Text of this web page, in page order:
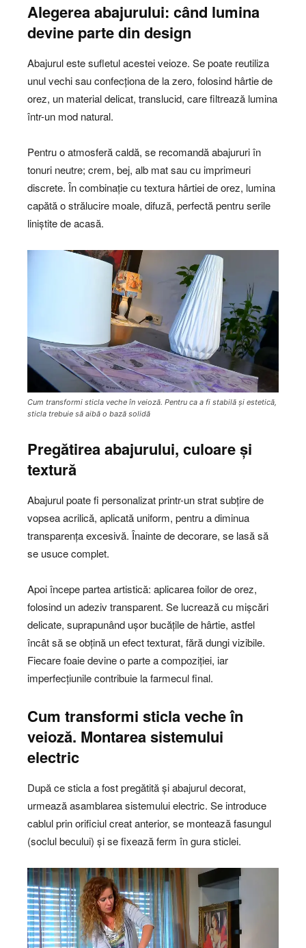
Alegerea abajurului: când lumina
devine parte din design
Abajurul este sufletul acestei veioze. Se poate reutiliza
unul vechi sau confecționa de la zero, folosind hârtie de
orez, un material delicat, translucid, care filtrează lumina
într-un mod natural.
Pentru o atmosferă caldă, se recomandă abajururi în
tonuri neutre; crem, bej, alb mat sau cu imprimeuri
discrete. În combinație cu textura hârtiei de orez, lumina
capătă o strălucire moale, difuză, perfectă pentru serile
liniștite de acasă.
Cum transformi sticla veche în veioză. Pentru ca a fi stabilă și estetică,
sticla trebuie să aibă o bază solidă
Pregătirea abajurului, culoare și
textură
Abajurul poate fi personalizat printr-un strat subțire de
vopsea acrilică, aplicată uniform, pentru a diminua
transparența excesivă. Înainte de decorare, se lasă să
se usuce complet.
Apoi începe partea artistică: aplicarea foilor de orez,
folosind un adeziv transparent. Se lucrează cu mișcări
delicate, suprapunând ușor bucățile de hârtie, astfel
încât să se obțină un efect texturat, fără dungi vizibile.
Fiecare foaie devine o parte a compoziției, iar
imperfecțiunile contribuie la farmecul final.
Cum transformi sticla veche în
veioză. Montarea sistemului
electric
După ce sticla a fost pregătită și abajurul decorat,
urmează asamblarea sistemului electric. Se introduce
cablul prin orificiul creat anterior, se montează fasungul
(soclul becului) și se fixează ferm în gura sticlei.